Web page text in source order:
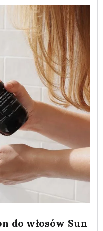
do włosów Sun